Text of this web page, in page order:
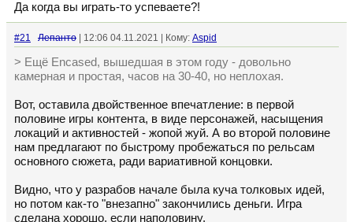
Да когда вы играть-то успеваете?!
#21 Лепанто | 12:06 04.11.2021 | Кому: Aspid
> Ещё Encased, вышедшая в этом году - довольно
камерная и простая, часов на 30-40, но неплохая.
Вот, оставила двойственное впечатление: в первой
половине игры контента, в виде персонажей, насыщения
локаций и активностей - жопой жуй. А во второй половине
нам предлагают по быстрому пробежаться по рельсам
основного сюжета, ради вариативной концовки.
Видно, что у разрабов начале была куча толковых идей,
но потом как-то "внезапно" закончились деньги. Игра
сделана хорошо, если наполовину.